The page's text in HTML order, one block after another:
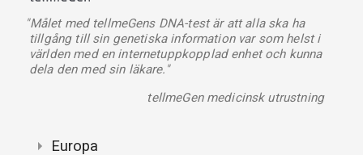
"Målet med tellmeGens DNA-test är att alla ska ha
tillgång till sin genetiska information var som helst i
världen med en internetuppkopplad enhet och kunna
dela den med sin läkare."
tellmeGen medicinsk utrustning
Europa